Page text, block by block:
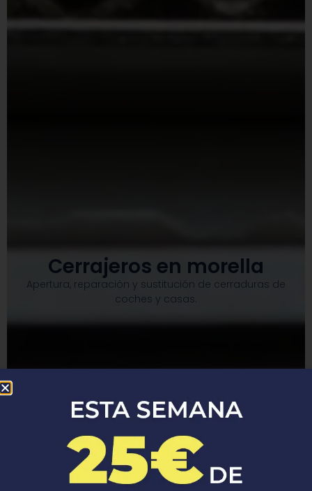
Cerrajeros en morella
Apertura, reparación y sustitución de cerraduras de
coches y casas.​